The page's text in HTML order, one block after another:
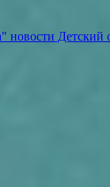
новости Детский